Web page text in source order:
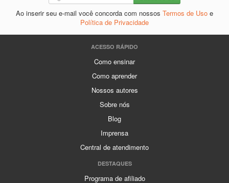
Ao inserir seu e-mail você concorda com nossos Termos de Uso e
Política de Privacidade
ACESSO RÁPIDO
Como ensinar
Como aprender
Nossos autores
Sobre nós
Blog
Imprensa
Central de atendimento
DESTAQUES
Programa de afiliado